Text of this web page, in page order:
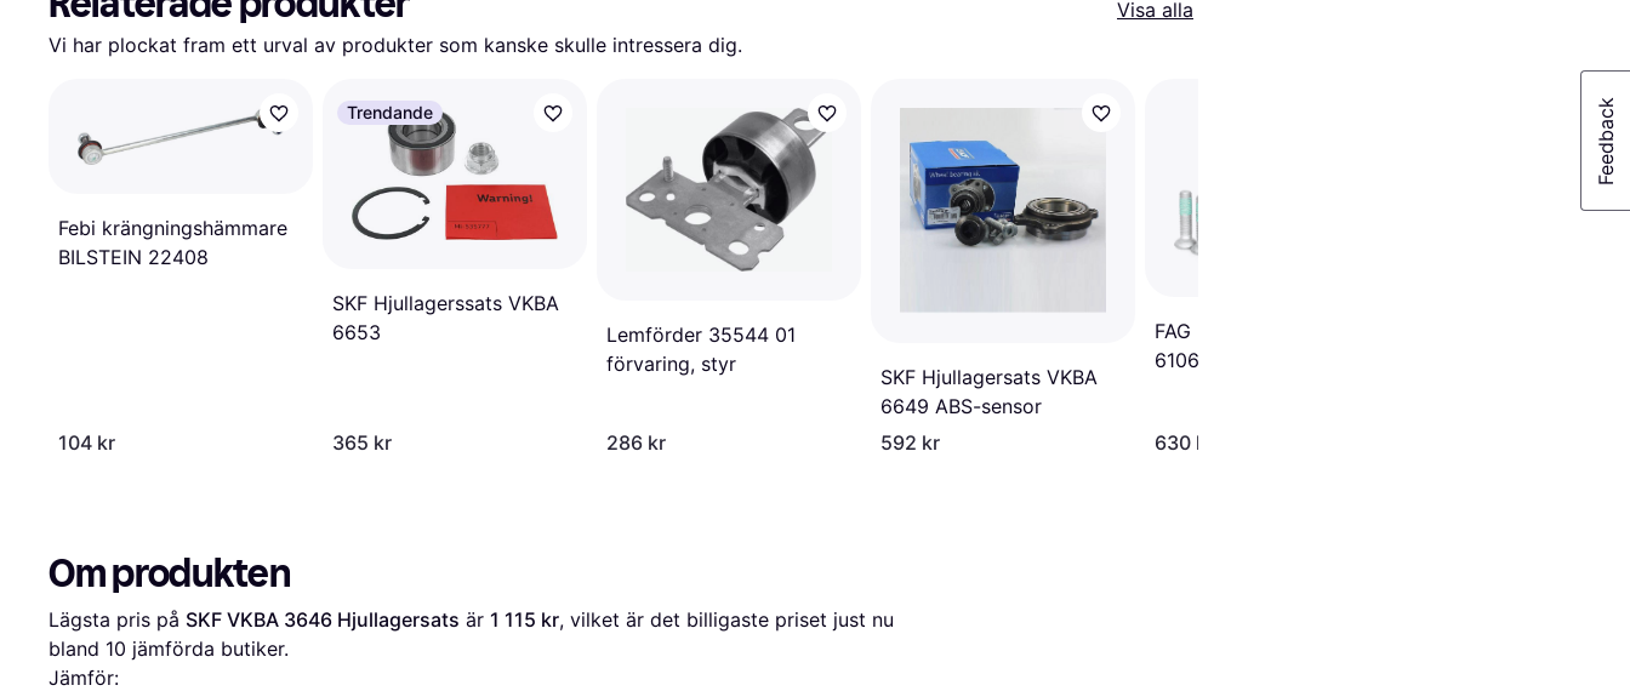
Visa alla
Vi har plockat fram ett urval av produkter som kanske skulle intressera dig.
Febi krängningshämmare
BILSTEIN 22408
104 kr
Trendande
SKF Hjullagerssats VKBA
6653
365 kr
Lemförder 35544 01
förvaring, styr
286 kr
SKF Hjullagersats VKBA
6649 ABS-sensor
592 kr
FAG Hjullagerssats 713
6106 10
630 kr
SKF Hjullagersats
Om produkten
Lägsta pris på SKF VKBA 3646 Hjullagersats är 1 115 kr, vilket är det billigaste priset just nu
bland 10 jämförda butiker.
Jämför: